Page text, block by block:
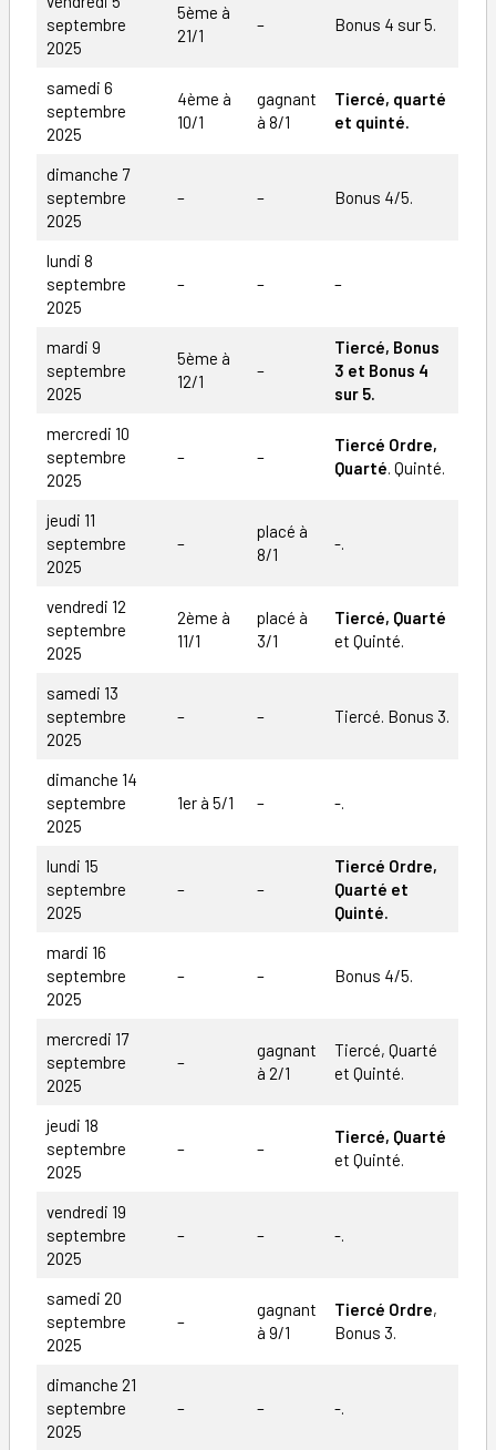
septembre
2025
5ème à
21/1
– Bonus 4 sur 5.
samedi 6
septembre
2025
4ème à
10/1
gagnant
à 8/1
Tiercé, quarté
et quinté.
dimanche 7
septembre
2025
– – Bonus 4/5.
lundi 8
septembre
2025
– – –
mardi 9
septembre
2025
5ème à
12/1
–
Tiercé, Bonus
3 et Bonus 4
sur 5.
mercredi 10
septembre
2025
– –
Tiercé Ordre,
Quarté. Quinté.
jeudi 11
septembre
2025
–
placé à
8/1
-.
vendredi 12
septembre
2025
2ème à
11/1
placé à
3/1
Tiercé, Quarté
et Quinté.
samedi 13
septembre
2025
– – Tiercé. Bonus 3.
dimanche 14
septembre
2025
1er à 5/1 – -.
lundi 15
septembre
2025
– –
Tiercé Ordre,
Quarté et
Quinté.
mardi 16
septembre
2025
– – Bonus 4/5.
mercredi 17
septembre
2025
–
gagnant
à 2/1
Tiercé, Quarté
et Quinté.
jeudi 18
septembre
2025
– –
Tiercé, Quarté
et Quinté.
vendredi 19
septembre
2025
– – -.
samedi 20
septembre
2025
–
gagnant
à 9/1
Tiercé Ordre,
Bonus 3.
dimanche 21
septembre
2025
– – -.